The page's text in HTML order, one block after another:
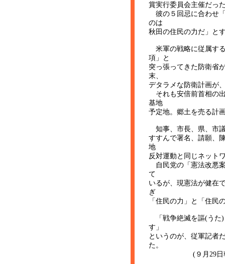
賞実行委員会主催だっ
彼の５回忌に合わせ
のは
秋田の住民の力だ」と
米軍の戦略に従属す
項」と
突っ張ってきた防衛省
末、
デタラメな防衛計画が
それも安倍前首相の
基地
予定地。郷土を売る計
知事、市長、県、市
すすんで署名、請願、
地
反対運動と同じネット
自民党の「憲法改悪
て
いるが、現憲法が健在
ぎ
「住民の力」と「住民
「戦争絶滅を謳(うた)
す」
というのが、従軍記者
た。
(９月29日朝刊23